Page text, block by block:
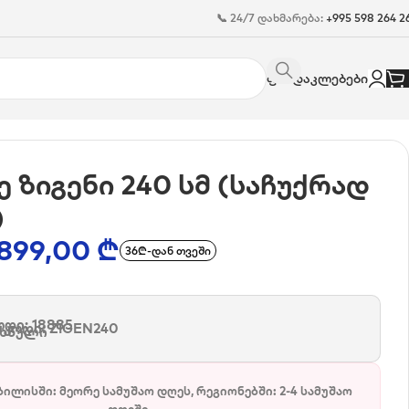
📞 24/7 დახმარება: +995 598 264
ფასდაკლებები
ზიგენი 240 სმ (საჩუქრად
₾ 36₾-დან თვეში
18885
კოდი:ZIGEN240
მეორე სამუშაო დღეს, რეგიონებში: 2-4 სამუშაო